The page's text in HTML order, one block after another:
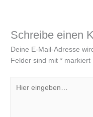
Schreibe einen
Deine E-Mail-Adresse
Felder sind mit* markiert
eingeben…